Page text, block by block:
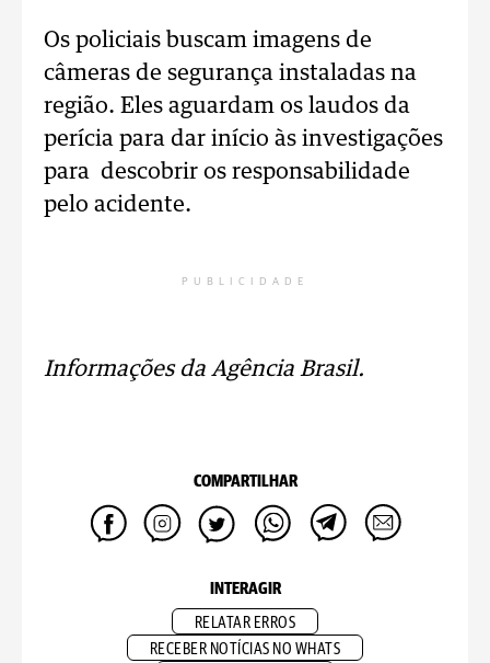
Os policiais buscam imagens de
câmeras de segurança instaladas na
região. Eles aguardam os laudos da
perícia para dar início às investigações
para descobrir os responsabilidade
pelo acidente.
PUBLICIDADE
Informações da Agência Brasil.
COMPARTILHAR
INTERAGIR
RELATAR ERROS
RECEBER NOTÍCIAS NO WHATS